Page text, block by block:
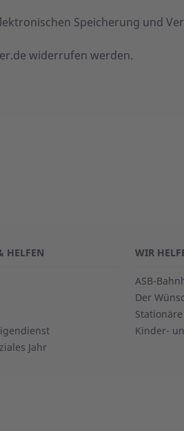
Speicherung und
widerrufen werden.
HELFEN
Jahr
WIR
ASB-
Der
Kinder-